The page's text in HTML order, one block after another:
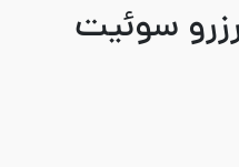
سوئیت